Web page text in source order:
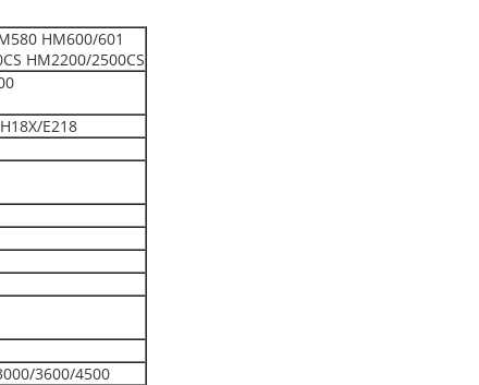
HM600/601
HM2200/2500CS
E218
3600/4500